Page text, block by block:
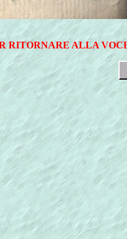
RITORNARE ALLA